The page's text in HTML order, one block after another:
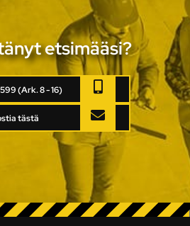
etsimääsi?
(Ark. 8 - 16)
tästä